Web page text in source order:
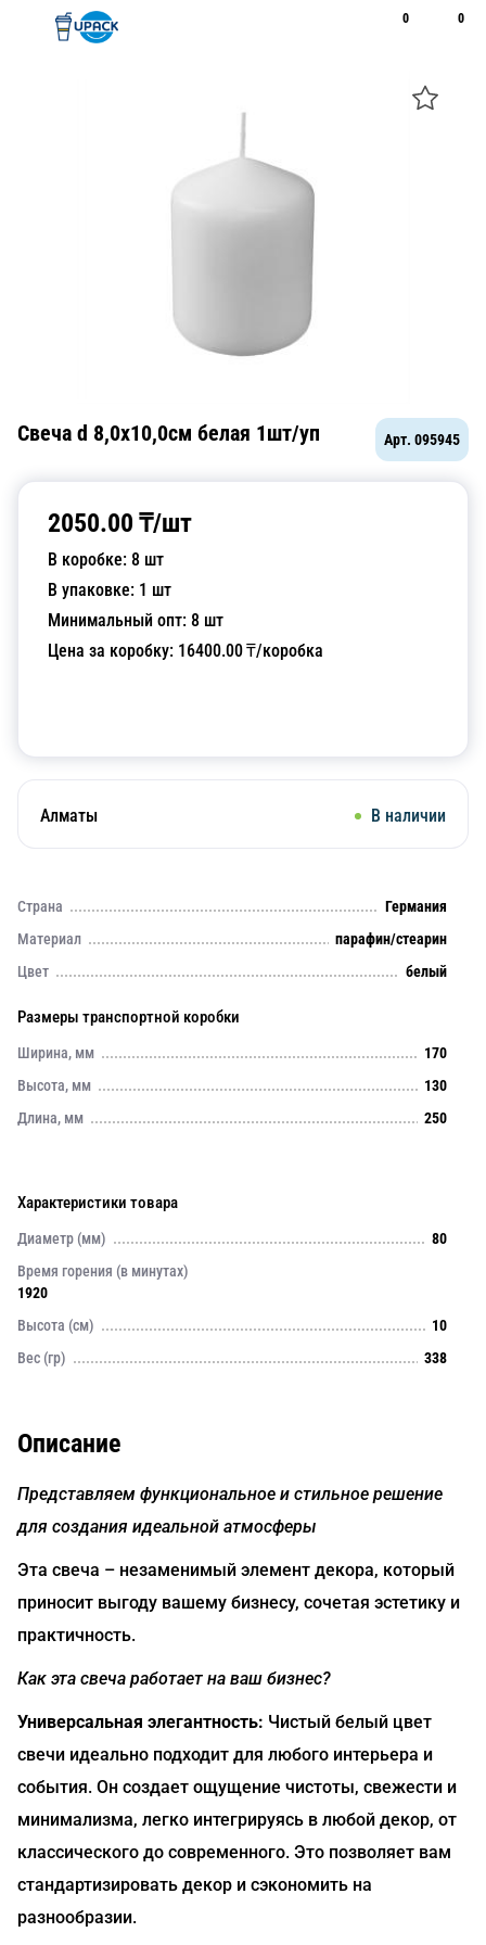
0 0
Свеча d 8,0х10,0см белая 1шт/уп Арт. 095945
2050.00 ₸/шт
В коробке: 8 шт
В упаковке: 1 шт
Минимальный опт: 8 шт
Цена за коробку: 16400.00₸/коробка
Алматы В наличии
Страна
Германия
Материал
парафин/стеарин
Цвет
белый
Размеры транспортной коробки
Ширина, мм
170
Высота, мм
130
Длина, мм
250
Характеристики товара
Диаметр (мм)
80
Время горения (в минутах)
1920
Высота (см)
10
Вес (гр)
338
Описание
Представляем функциональное и стильное решение
для создания идеальной атмосферы
Эта свеча – незаменимый элемент декора, который
приносит выгоду вашему бизнесу, сочетая эстетику и
практичность.
Как эта свеча работает на ваш бизнес?
Универсальная элегантность: Чистый белый цвет
свечи идеально подходит для любого интерьера и
события. Он создает ощущение чистоты, свежести и
минимализма, легко интегрируясь в любой декор, от
классического до современного. Это позволяет вам
стандартизировать декор и сэкономить на
разнообразии.